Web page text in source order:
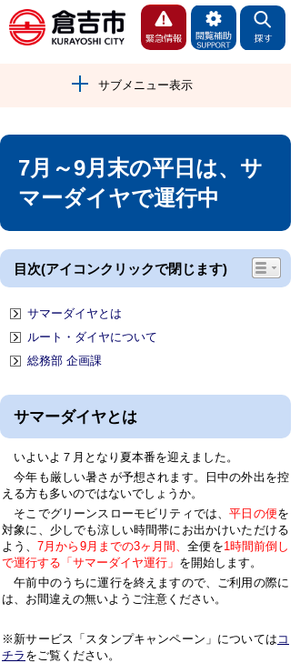
サブメニュー表示
7月～9月末の平日は、サ
マーダイヤで運行中
目次(アイコンクリックで閉じます)
サマーダイヤとは
ルート・ダイヤについて
総務部 企画課
サマーダイヤとは
いよいよ７月となり夏本番を迎えました。
今年も厳しい暑さが予想されます。日中の外出を控
える方も多いのではないでしょうか。
そこでグリーンスローモビリティでは、平日の便を
対象に、少しでも涼しい時間帯にお出かけいただける
よう、7月から9月までの3ヶ月間、全便を1時間前倒し
で運行する「サマーダイヤ運行」 を開始します。
午前中のうちに運行を終えますので、ご利用の際に
は、お間違えの無いようご注意ください。
※新サービス「スタンプキャンペーン」については コ
チラ をご覧ください。